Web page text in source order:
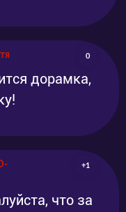
0
дорамка,
+1
что за